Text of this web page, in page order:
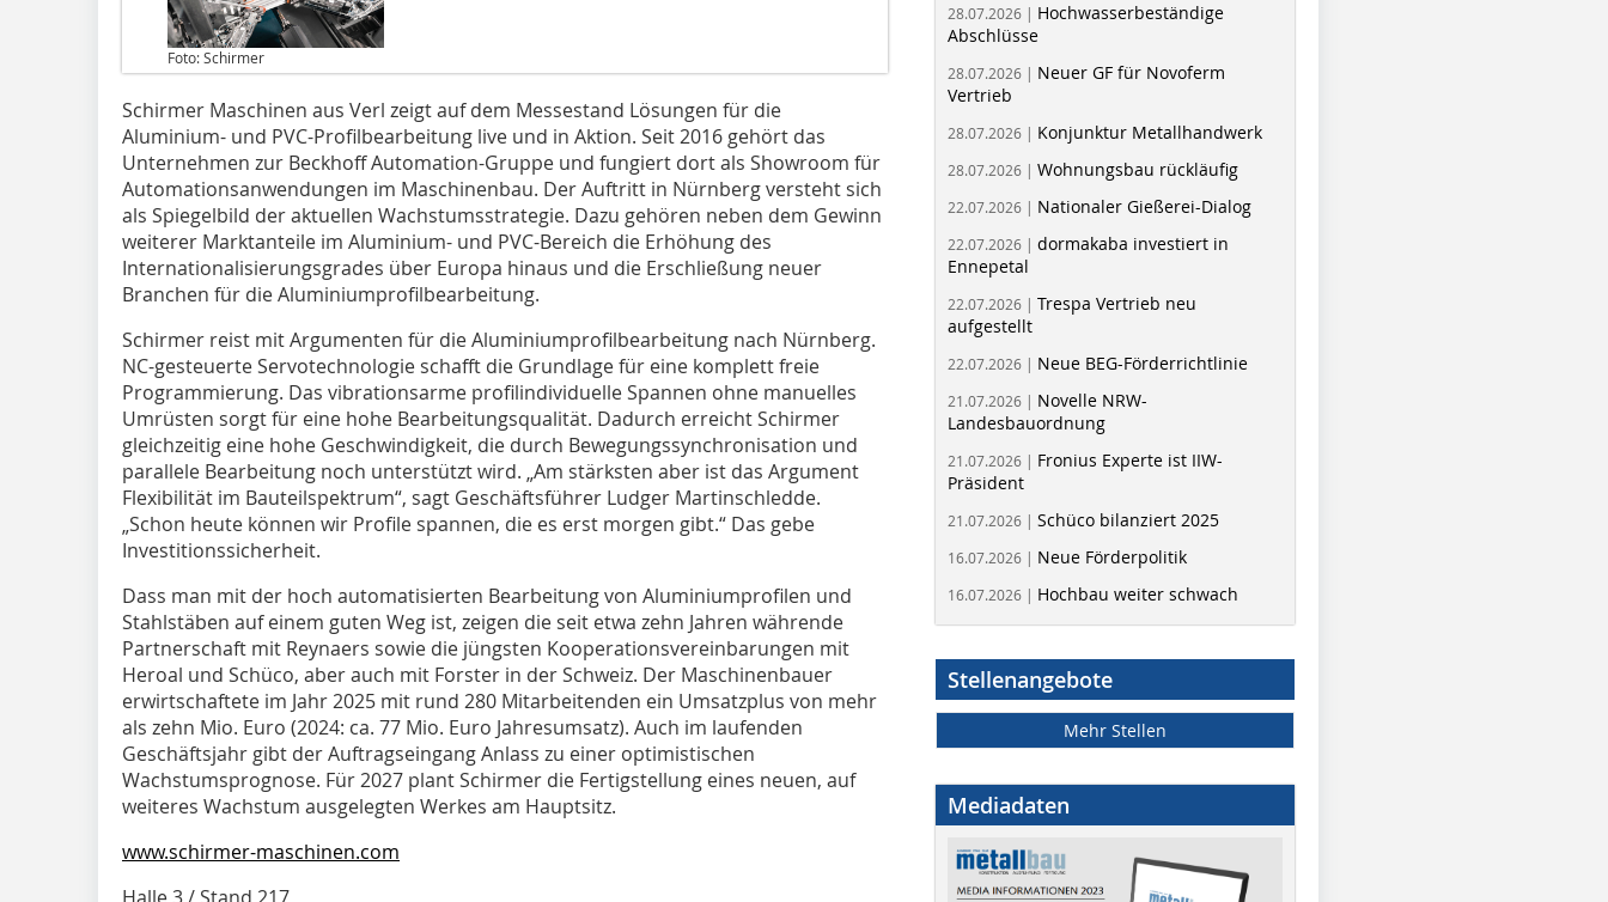
Foto: Schirmer
Schirmer Maschinen aus Verl zeigt auf dem Messestand Lösungen für die
Aluminium- und PVC-Profilbearbeitung live und in Aktion. Seit 2016 gehört das
Unternehmen zur Beckhoff Automation-Gruppe und fungiert dort als Showroom für
Automationsanwendungen im Maschinenbau. Der Auftritt in Nürnberg versteht sich
als Spiegelbild der aktuellen Wachstumsstrategie. Dazu gehören neben dem Gewinn
weiterer Marktanteile im Aluminium- und PVC-Bereich die Erhöhung des
Internationalisierungsgrades über Europa hinaus und die Erschließung neuer
Branchen für die Aluminiumprofilbearbeitung.
Schirmer reist mit Argumenten für die Aluminiumprofilbearbeitung nach Nürnberg.
NC-gesteuerte Servotechnologie schafft die Grundlage für eine komplett freie
Programmierung. Das vibrationsarme profilindividuelle Spannen ohne manuelles
Umrüsten sorgt für eine hohe Bearbeitungsqualität. Dadurch erreicht Schirmer
gleichzeitig eine hohe Geschwindigkeit, die durch Bewegungssynchronisation und
parallele Bearbeitung noch unterstützt wird. „Am stärksten aber ist das Argument
Flexibilität im Bauteilspektrum“, sagt Geschäftsführer Ludger Martinschledde.
„Schon heute können wir Profile spannen, die es erst morgen gibt.“ Das gebe
Investitionssicherheit.
Dass man mit der hoch automatisierten Bearbeitung von Aluminiumprofilen und
Stahlstäben auf einem guten Weg ist, zeigen die seit etwa zehn Jahren währende
Partnerschaft mit Reynaers sowie die jüngsten Kooperationsvereinbarungen mit
Heroal und Schüco, aber auch mit Forster in der Schweiz. Der Maschinenbauer
erwirtschaftete im Jahr 2025 mit rund 280 Mitarbeitenden ein Umsatzplus von mehr
als zehn Mio. Euro (2024: ca. 77 Mio. Euro Jahresumsatz). Auch im laufenden
Geschäftsjahr gibt der Auftragseingang Anlass zu einer optimistischen
Wachstumsprognose. Für 2027 plant Schirmer die Fertigstellung eines neuen, auf
weiteres Wachstum ausgelegten Werkes am Hauptsitz.
www.schirmer-maschinen.com
28.07.2026 | Hochwasserbeständige
Abschlüsse
28.07.2026 | Neuer GF für Novoferm
Vertrieb
28.07.2026 | Konjunktur Metallhandwerk
28.07.2026 | Wohnungsbau rückläufig
22.07.2026 | Nationaler Gießerei-Dialog
22.07.2026 | dormakaba investiert in
Ennepetal
22.07.2026 | Trespa Vertrieb neu
aufgestellt
22.07.2026 | Neue BEG-Förderrichtlinie
21.07.2026 | Novelle NRW-
Landesbauordnung
21.07.2026 | Fronius Experte ist IIW-
Präsident
21.07.2026 | Schüco bilanziert 2025
16.07.2026 | Neue Förderpolitik
16.07.2026 | Hochbau weiter schwach
Stellenangebote
Mehr Stellen
Mediadaten